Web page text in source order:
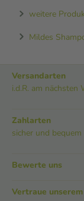
weitere
Mildes
Versandarten
i.d.R. am nächsten
Zahlarten
sicher und bequem
Bewerte uns
Vertraue